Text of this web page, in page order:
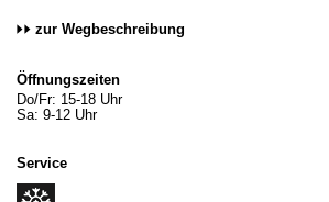
zur Wegbeschreibung
Öffnungszeiten
Do/Fr: 15-18 Uhr
Sa: 9-12 Uhr
Service